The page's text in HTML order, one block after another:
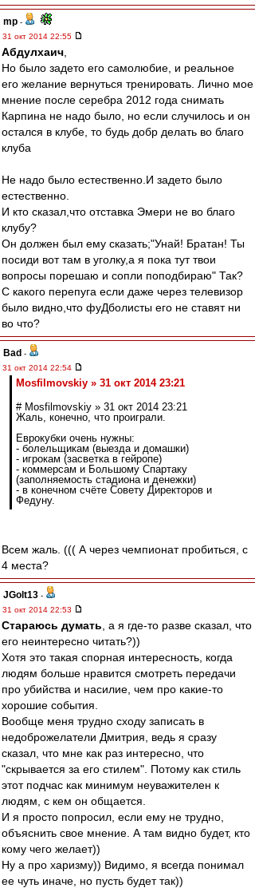
mp -
31 окт 2014 22:55
Абдулхаич
Но было задето его самолюбие, и реальное
его желание вернуться тренировать. Лично мое
мнение после серебра 2012 года снимать
Карпина не надо было, но если случилось и он
остался в клубе, то будь добр делать во благо
клуба
Не надо было естественно.И задето было
естественно.
И кто сказал,что отставка Эмери не во благо
клубу?
Он должен был ему сказать;"Унай! Братан! Ты
посиди вот там в уголку,а я пока тут твои
вопросы порешаю и сопли поподбираю" Так?
С какого перепуга если даже через телевизор
было видно,что фуДболисты его не ставят ни
во что?
Bad -
31 окт 2014 22:54
Mosfilmovskiy » 31 окт 2014 23:21
# Mosfilmovskiy » 31 окт 2014 23:21
Жаль, конечно, что проиграли.
Еврокубки очень нужны:
- болельщикам (выезда и домашки)
- игрокам (засветка в гейропе)
- коммерсам и Большому Спартаку
(заполняемость стадиона и денежки)
- в конечном счёте Совету Директоров и
Федуну.
Всем жаль. ((( А через чемпионат пробиться, с
4 места?
JGolt13 -
31 окт 2014 22:53
Стараюсь думать , а я где-то разве сказал, что
его неинтересно читать?))
Хотя это такая спорная интересность, когда
людям больше нравится смотреть передачи
про убийства и насилие, чем про какие-то
хорошие события.
Вообще меня трудно сходу записать в
недоброжелатели Дмитрия, ведь я сразу
сказал, что мне как раз интересно, что
"скрывается за его стилем". Потому как стиль
этот подчас как минимум неуважителен к
людям, с кем он общается.
И я просто попросил, если ему не трудно,
объяснить свое мнение. А там видно будет, кто
кому чего желает))
Ну а про харизму)) Видимо, я всегда понимал
ее чуть иначе, но пусть будет так))